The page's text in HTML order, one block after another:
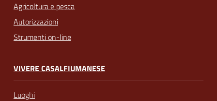
Agricoltura e pesca
Autorizzazioni
Strumenti on-line
VIVERE CASALFIUMANESE
Luoghi